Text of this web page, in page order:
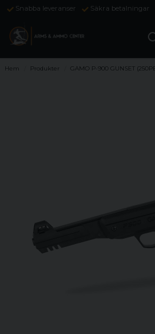
Snabba leveranser Säkra betalningar
Hem Produkter GAMO P-900 GUNSET